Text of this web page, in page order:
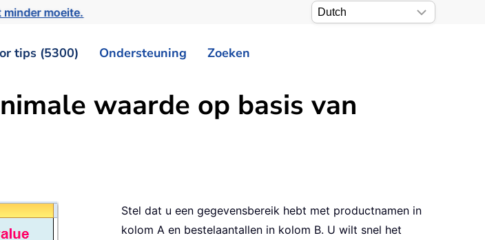
minder moeite.
tips (5300) Ondersteuning Zoeken
waarde op basis van
Stel dat u een gegevensbereik hebt met productnamen in
kolom A en bestelaantallen in kolom B. U wilt snel het